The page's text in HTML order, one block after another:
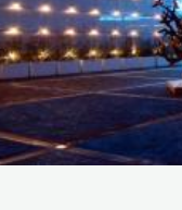
В Turquie Santé вы
включающую все
Если при расчёте
компенсирующие